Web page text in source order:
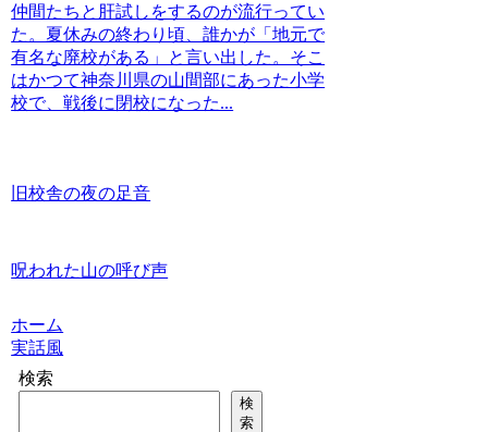
仲間たちと肝試しをするのが流行ってい
た。夏休みの終わり頃、誰かが「地元で
有名な廃校がある」と言い出した。そこ
はかつて神奈川県の山間部にあった小学
校で、戦後に閉校になった...
旧校舎の夜の足音
呪われた山の呼び声
ホーム
実話風
検索
検
索